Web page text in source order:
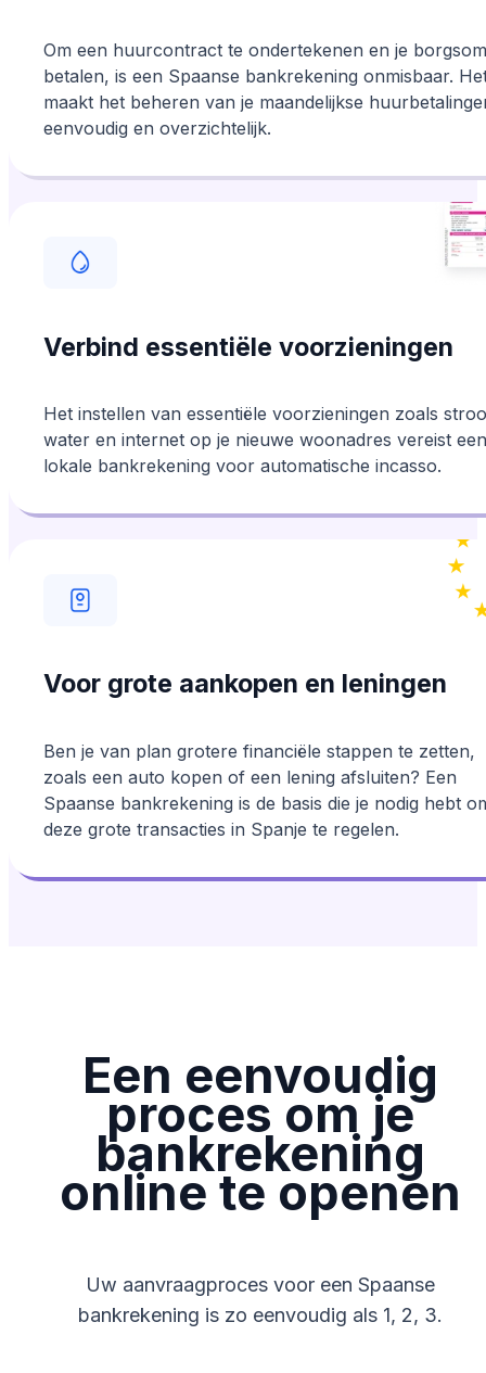
Om een huurcontract te ondertekenen en je
betalen, is een Spaanse bankrekening onmisbaar.
maakt het beheren van je maandelijkse
eenvoudig en overzichtelijk.
Verbind essentiële voorzieningen
Het instellen van essentiële voorzieningen zoals
water en internet op je nieuwe woonadres vereist een
lokale bankrekening voor automatische incasso.
Voor grote aankopen en leningen
Ben je van plan grotere financiële stappen te zetten,
zoals een auto kopen of een lening afsluiten? Een
Spaanse bankrekening is de basis die je nodig hebt
deze grote transacties in Spanje te regelen.
Een eenvoudig
proces om je
bankrekening
online te openen
Uw aanvraagproces voor een Spaanse
bankrekening is zo eenvoudig als 1, 2, 3.